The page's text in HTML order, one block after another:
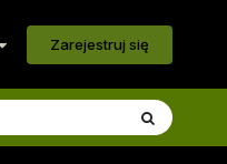
Zarejestruj się